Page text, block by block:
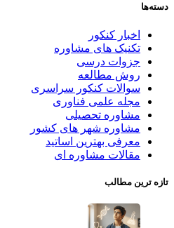
دسته‌ها
اخبار کنکور
تکنیک های مشاوره
جزوات درسی
روش مطالعه
سوالات کنکور سراسری
مجله علمی فناوری
مشاوره تحصیلی
مشاوره شهر های کشور
معرفی بهترین اساتید
مقالات مشاوره ای
تازه ترین مطالب